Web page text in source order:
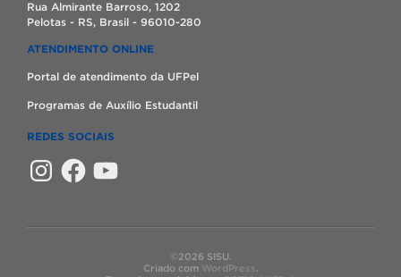
Rua Almirante Barroso, 1202
Pelotas - RS, Brasil - 96010-280
ATENDIMENTO ONLINE
Portal de atendimento da UFPel
Programas de Auxílio Estudantil
REDES SOCIAIS
InstagramFacebookYouTube
©2026 SISU.
Criado com WordPress.